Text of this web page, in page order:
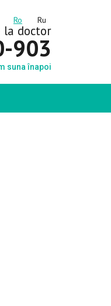
Ro Ru
la doctor
903
suna înapoi